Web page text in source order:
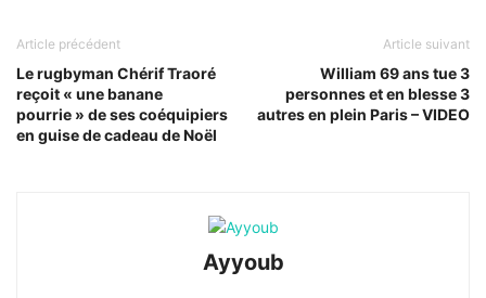
Article précédent
Le rugbyman Chérif Traoré
reçoit « une banane
pourrie » de ses coéquipiers
en guise de cadeau de Noël
Article suivant
William 69 ans tue 3
personnes et en blesse 3
autres en plein Paris – VIDEO
Ayyoub